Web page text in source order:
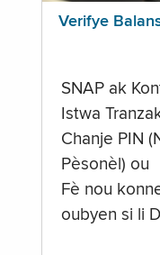
Verifye
SNAP ak
Istwa
Chanje PIN
Pèsonèl) ou
Fè nou
oubyen si li